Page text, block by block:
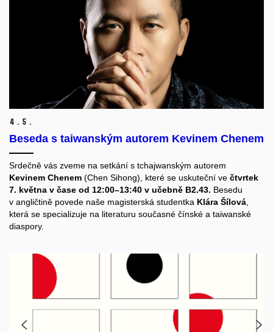
4. 5.
Beseda s taiwanským autorem Kevinem Chenem
Srdečně vás zveme na setkání s tchajwanským autorem
Kevinem Chenem (Chen Sihong), které se uskuteční ve čtvrtek
7. května v čase od 12:00–13:40 v učebně B2.43. Besedu
v angličtině povede naše magisterská studentka Klára Šílová
která se specializuje na literaturu současné čínské a taiwanské
diaspory.